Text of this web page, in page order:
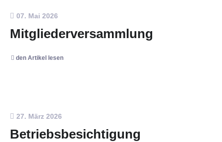
07. Mai 2026
Mitgliederversammlung
den Artikel lesen
27. März 2026
Betriebsbesichtigung